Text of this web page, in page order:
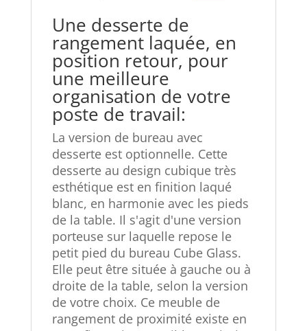
Une desserte de
rangement laquée, en
position retour, pour
une meilleure
organisation de votre
poste de travail:
La version de bureau avec
desserte est optionnelle. Cette
desserte au design cubique très
esthétique est en finition laqué
blanc, en harmonie avec les pieds
de la table. Il s'agit d'une version
porteuse sur laquelle repose le
petit pied du bureau Cube Glass.
Elle peut être située à gauche ou à
droite de la table, selon la version
de votre choix. Ce meuble de
rangement de proximité existe en